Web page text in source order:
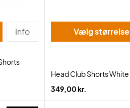
Info Vælg størrelse
Head Club Shorts White
349,00 kr.